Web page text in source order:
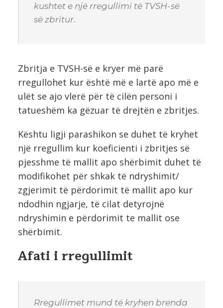
kushtet e një rregullimi të TVSH-së
së zbritur.
Zbritja e TVSH-së e kryer më parë
rregullohet kur është më e lartë apo më e
ulët se ajo vlerë për të cilën personi i
tatueshëm ka gëzuar të drejtën e zbritjes.
Kështu ligji parashikon se duhet të kryhet
një rregullim kur koeficienti i zbritjes së
pjesshme të mallit apo shërbimit duhet të
modifikohet për shkak të ndryshimit/
zgjerimit të përdorimit të mallit apo kur
ndodhin ngjarje, të cilat detyrojnë
ndryshimin e përdorimit te mallit ose
shërbimit.
Afati i rregullimit
Rregullimet mund të kryhen brenda